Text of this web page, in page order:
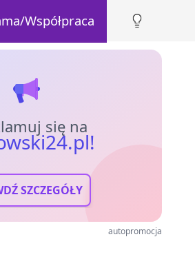
Współpraca
się na
SZCZEGÓŁY
autopromocja